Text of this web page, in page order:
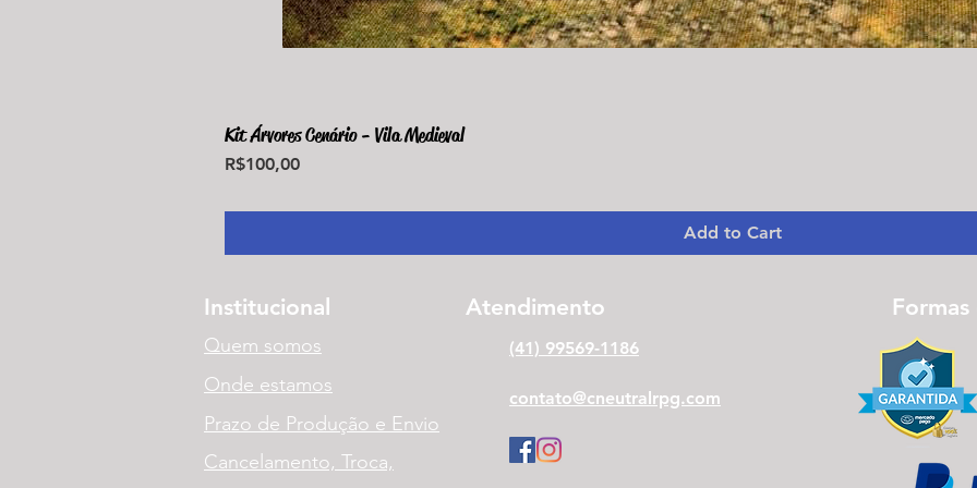
Kit Árvores Cenário - Vila Medieval
Price
R$100,00
Add to Cart
Institucional Atendimento
Quem somos (41) 99569-1186
Onde estamos
Prazo de Produção e Envio
Cancelamento, Troca,
contato@cneutralrpg.com